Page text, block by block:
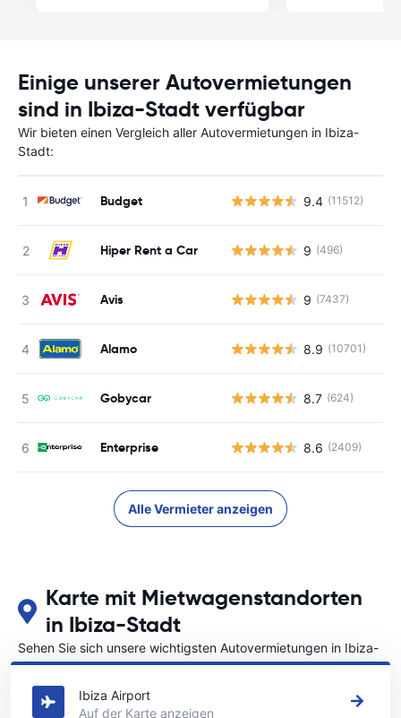
Einige unserer Autovermietungen
sind in Ibiza-Stadt verfügbar
Wir bieten einen Vergleich aller Autovermietungen in Ibiza-
Stadt:
Budget 9.4 (11512)
Hiper Rent a Car 9 (496)
Avis 9 (7437)
Alamo 8.9 (10701)
Gobycar 8.7 (624)
Enterprise 8.6 (2409)
Alle Vermieter anzeigen
Karte mit Mietwagenstandorten
in Ibiza-Stadt
Sehen Sie sich unsere wichtigsten Autovermietungen in Ibiza-
Stadt an
Ibiza Airport
Auf der Karte anzeigen